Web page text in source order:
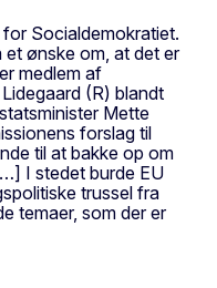
Socialdemokratiet.
et ønske om, at det er
medlem af
(R) blandt
Mette
forslag til
til at bakke op om
I stedet burde EU
trussel fra
temaer, som der er